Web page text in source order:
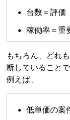
台数＝評価
稼働率＝重
もちろん、どれ
断していることで
例えば、
低単価の案